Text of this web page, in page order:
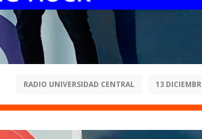
RADIO UNIVERSIDAD CENTRAL 13